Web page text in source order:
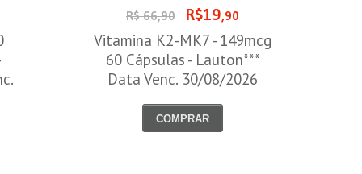
R$ 66,90 R$19,90
Vitamina K2-MK7 - 149mcg
60 Cápsulas - Lauton***
Data Venc. 30/08/2026
COMPRAR